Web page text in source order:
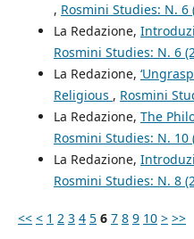
, Rosmini Studies: N. 6
La Redazione,
Rosmini Studies: N. 6
La Redazione,
Religious , Rosmini
La Redazione, The
Rosmini Studies: N. 10
La Redazione,
Rosmini Studies: N. 8
<< < 1 2 3 4 5 6 7 8 9 10 > >>